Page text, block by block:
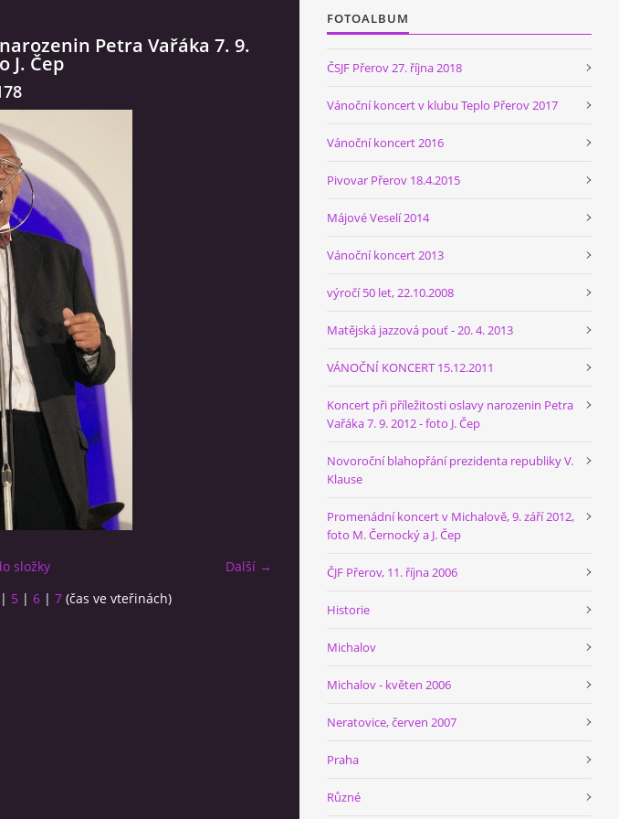
Petra Vařáka 7. 9.
J. Čep
Další →
složky
| 5 | 6 | 7 (čas ve vteřinách)
FOTOALBUM
ČSJF Přerov 27. října 2018
Vánoční koncert v klubu Teplo Přerov 2017
Vánoční koncert 2016
Pivovar Přerov 18.4.2015
Májové Veselí 2014
Vánoční koncert 2013
výročí 50 let, 22.10.2008
Matějská jazzová pouť - 20. 4. 2013
VÁNOČNÍ KONCERT 15.12.2011
Koncert při příležitosti oslavy narozenin Petra
Vařáka 7. 9. 2012 - foto J. Čep
Novoroční blahopřání prezidenta republiky V.
Klause
Promenádní koncert v Michalově, 9. září 2012,
foto M. Černocký a J. Čep
ČJF Přerov, 11. října 2006
Historie
Michalov
Michalov - květen 2006
Neratovice, červen 2007
Praha
Různé